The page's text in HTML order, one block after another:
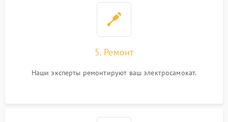
5. Ремонт
Наши эксперты ремонтируют ваш электросамокат.